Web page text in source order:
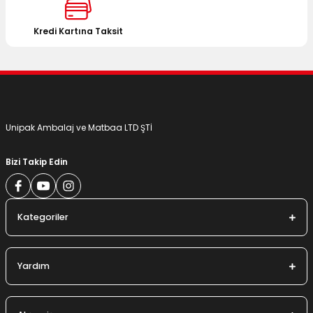
Ürün fiyatı diğer sitelerden daha pahalı.
Bu ürüne benzer farklı alternatifler olmalı.
Kredi Kartına Taksit
Unipak Ambalaj ve Matbaa LTD ŞTİ
Bizi Takip Edin
Kategoriler
Yardım